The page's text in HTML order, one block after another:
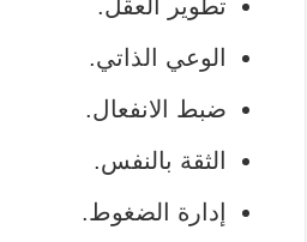
تطوير العقل.
الوعي الذاتي.
ضبط الانفعال.
الثقة بالنفس.
إدارة الضغوط.